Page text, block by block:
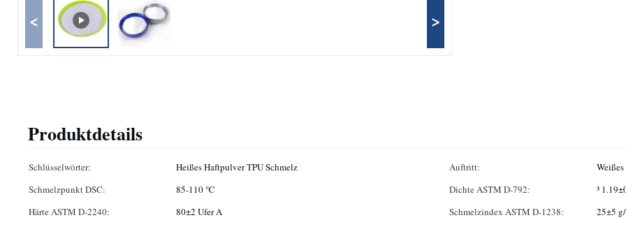
< >
Produktdetails
Schlüsselwörter: Heißes Haftpulver TPU Schmelz Auftritt:
Schmelzpunkt DSC:
85-110 ℃ Dichte ASTM D-792:
³
Härte ASTM D-2240:
80±2 Ufer A Schmelzindex ASTM D-1238:
25±5